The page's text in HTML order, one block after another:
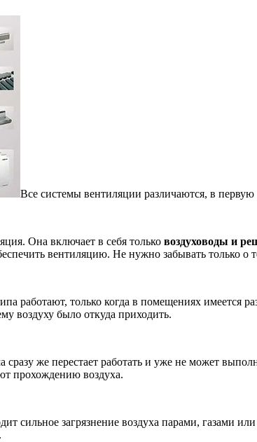
Все системы вентиляции различаются, в
Она включает в себя только воздуховоды и
вентиляцию. Не нужно забывать только о
работают, только когда в помещениях имеется
воздуху было откуда приходить.
сразу же перестает работать и уже не может
прохождению воздуха.
сильное загрязнение воздуха парами, газами